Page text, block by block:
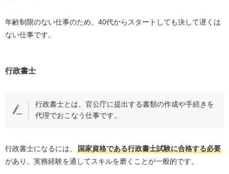
年齢制限のない仕事のため、 40代からスタートしても決して遅くは
ない仕事です。
行政書士
行政書士とは、官公庁に提出する書類の作成や手続きを
代理でおこなう仕事です。
行政書士になるには、
国家資格である行政書士試験に合格する必要
があり、実務経験を通してスキルを磨くことが一般的です。